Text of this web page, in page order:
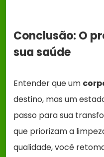
Conclusão: O
sua saúde
Entender que um
destino, mas um
passo para sua
que priorizam a
qualidade, você